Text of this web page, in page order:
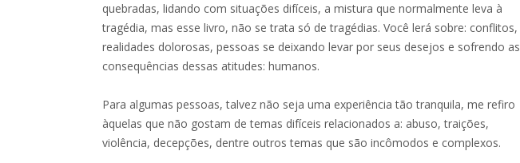
quebradas, lidando com situações difíceis, a mistura que normalmente leva à
tragédia, mas esse livro, não se trata só de tragédias. Você lerá sobre: conflitos,
realidades dolorosas, pessoas se deixando levar por seus desejos e sofrendo as
consequências dessas atitudes: humanos.
Para algumas pessoas, talvez não seja uma experiência tão tranquila, me refiro
àquelas que não gostam de temas difíceis relacionados a: abuso, traições,
violência, decepções, dentre outros temas que são incômodos e complexos.